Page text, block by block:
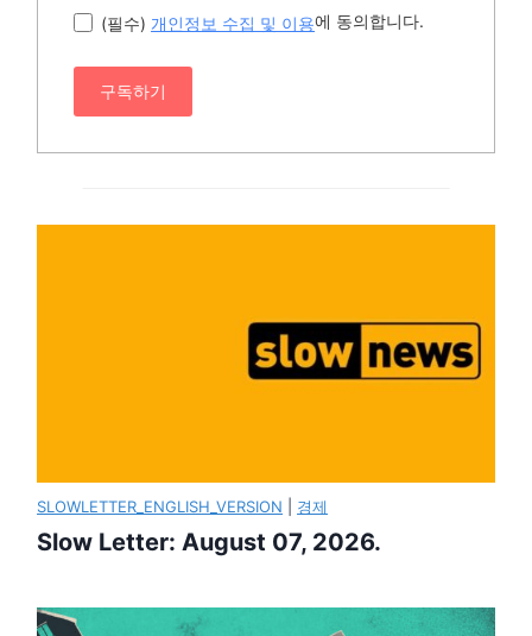
(필수) 개인정보 수집 및 이용에 동의합니다.
구독하기
SLOWLETTER_ENGLISH_VERSION 경제
Slow Letter: August 07, 2026.